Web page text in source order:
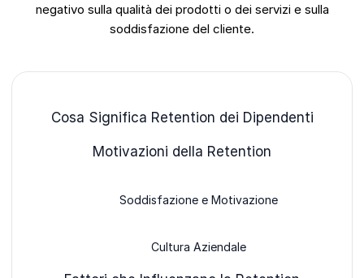
negativo sulla qualità dei prodotti o dei servizi e sulla
soddisfazione del cliente.
Cosa Significa Retention dei Dipendenti
Motivazioni della Retention
Soddisfazione e Motivazione
Cultura Aziendale